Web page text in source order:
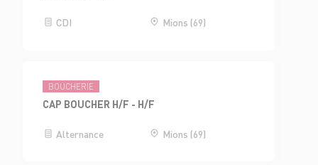
CDI Mions (69)
BOUCHERIE
CAP BOUCHER H/F - H/F
Alternance Mions (69)